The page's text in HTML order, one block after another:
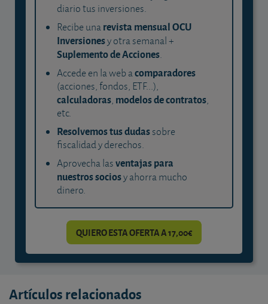
diario tus inversiones.
Recibe unarevista mensual OCU
Inversionesy otra semanal +
Suplemento de Acciones.
Accede en la web acomparadores
(acciones, fondos, ETF...),
calculadoras, modelos de contratos,
etc.
Resolvemos tus dudassobre
fiscalidad y derechos.
Aprovecha lasventajas para
nuestros sociosy ahorra mucho
dinero.
QUIERO ESTA OFERTA A 17,00€
Artículos relacionados